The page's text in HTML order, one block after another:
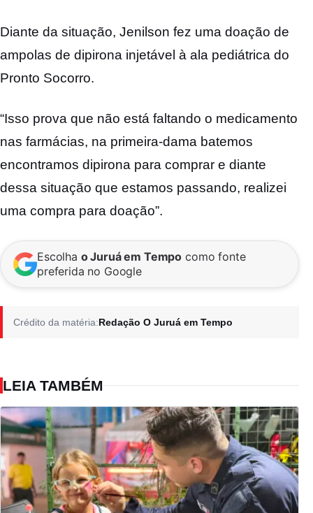
Diante da situação, Jenilson fez uma doação de
ampolas de dipirona injetável à ala pediátrica do
Pronto Socorro.
“Isso prova que não está faltando o medicamento
nas farmácias, na primeira-dama batemos
encontramos dipirona para comprar e diante
dessa situação que estamos passando, realizei
uma compra para doação”.
Escolha o Juruá em Tempo como fonte
preferida no Google
Crédito da matéria:Redação O Juruá em Tempo
LEIA TAMBÉM